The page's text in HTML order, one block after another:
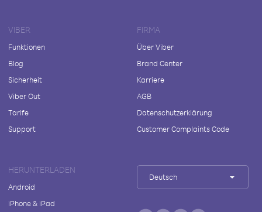
VIBER
Funktionen
Blog
Sicherheit
Viber Out
Tarife
Support
FIRMA
Über Viber
Brand Center
Karriere
AGB
Datenschutzerklärung
Customer Complaints Code
HERUNTERLADEN
Android
iPhone & iPad
Deutsch